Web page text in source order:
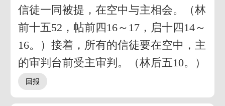
信徒一同被提，在空中与主相会。（林
前十五52，帖前四16～17，启十四14～
16。）接着，所有的信徒要在空中，主
的审判台前受主审判。（林后五10。）